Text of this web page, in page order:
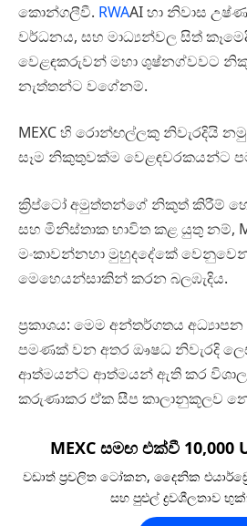
කොන්ගලීවී. RWAAI හා නිවාස
වර්ධනය, සහ මාධ්‍යන්වල සිත්
වෙළඳකරුවන් මහා ශුෂ්නග්වවට
නැත්තන්ට වගේනම්.
MEXC හි රොන්ඟල්ලකු නිවැරදියි
සෑම නිකුතුවක්ම වෙළඳවරකයන්ට
ක්‍රිප්ටෝ අමුත්තන්ගේ නිකුත් කිරීම්
සහ මිනිස්තාක භාවිත කළ යුතු නම්,
මංකාවන්නහා මුහුදදේකේ
මෙහෙයන්සාකින් කරන බලඹැදිය.
ප්‍රකාශය: මෙම අන්තර්ගතය
පමණක් වන අතර ඖෂධ නිවැරදි
ආත්මයන්ට ආත්මයන් ඇති කර විශාල
කරුණාකර ඒක සීප කාලානුකූලව
MEXC සමඟ එක්වී 10,000
වඩාත් ප්‍රචලිත ටෝකන, දෛනික
සහ පුළුල් ද්‍රවශීලතාව